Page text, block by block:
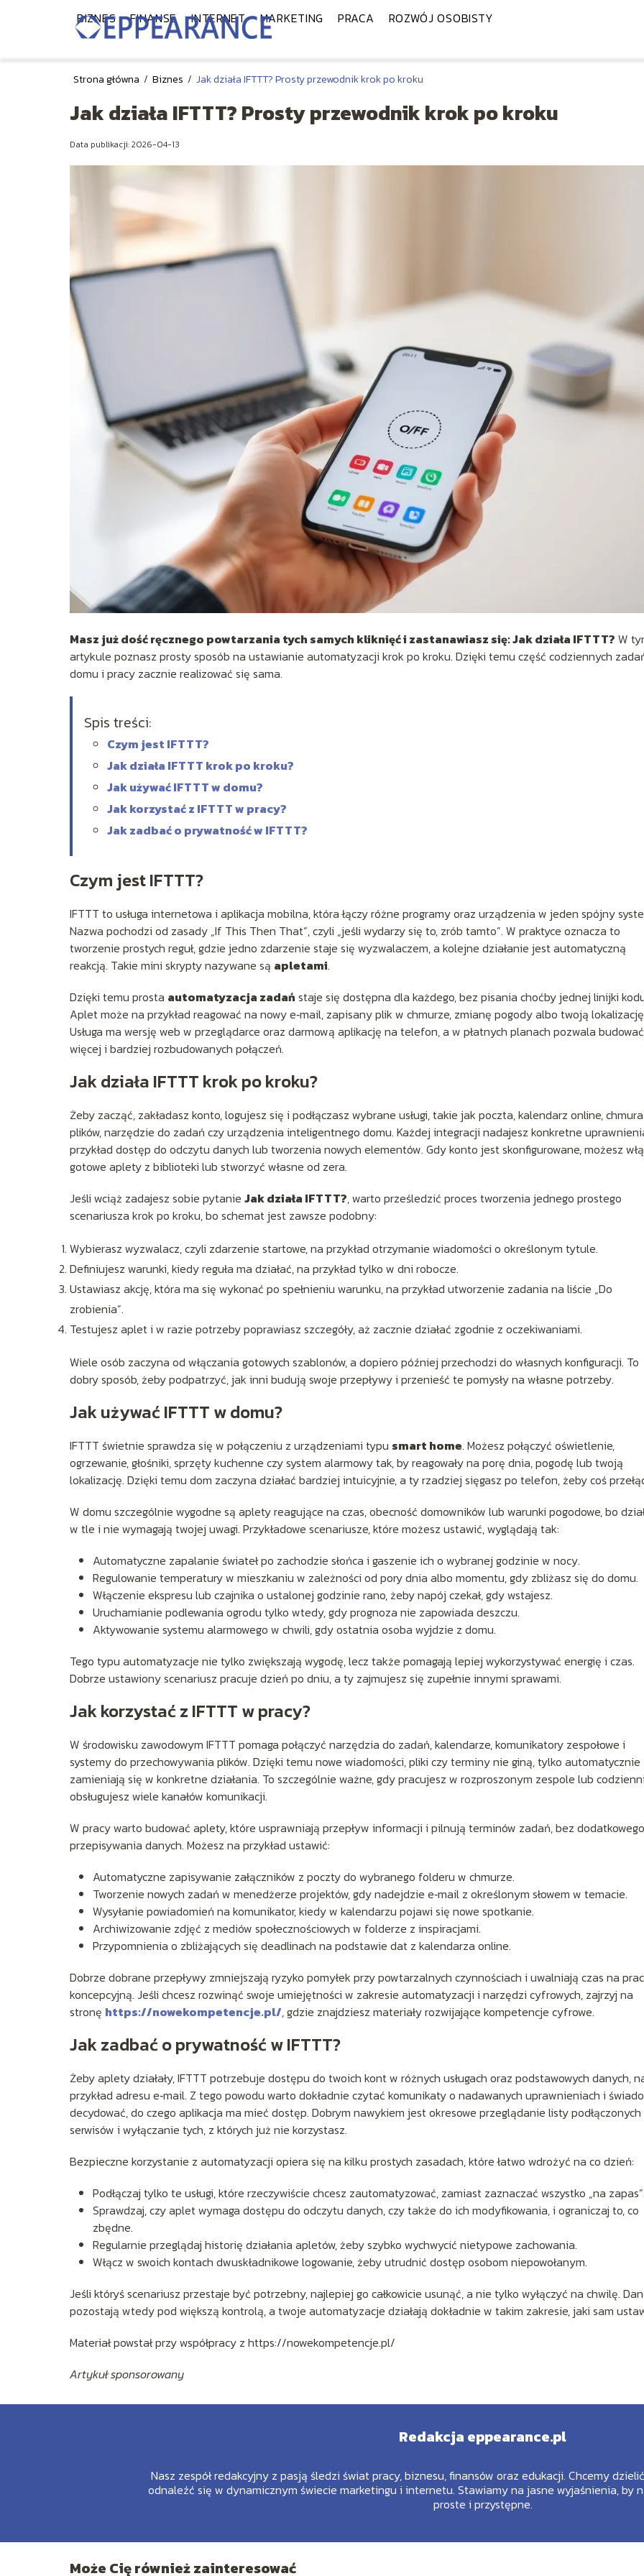
BIZNES FINANSE INTERNET MARKETING PRACA ROZWÓJ OSOBISTY
Strona główna / Biznes / Jak działa IFTTT? Prosty przewodnik krok po kroku
Jak działa IFTTT? Prosty przewodnik krok po kroku
Data publikacji: 2026-04-13
Masz już dość ręcznego powtarzania tych samych kliknięć i zastanawiasz się: Jak działa IFTTT? W
artykule poznasz prosty sposób na ustawianie automatyzacji krok po kroku. Dzięki temu część codziennych
domu i pracy zacznie realizować się sama.
Spis treści:
Czym jest IFTTT?
Jak działa IFTTT krok po kroku?
Jak używać IFTTT w domu?
Jak korzystać z IFTTT w pracy?
Jak zadbać o prywatność w IFTTT?
Czym jest IFTTT?
IFTTT to usługa internetowa i aplikacja mobilna, która łączy różne programy oraz urządzenia w jeden spójny
Nazwa pochodzi od zasady „If This Then That”, czyli „jeśli wydarzy się to, zrób tamto”. W praktyce oznacza to
tworzenie prostych reguł, gdzie jedno zdarzenie staje się wyzwalaczem, a kolejne działanie jest automatyczną
reakcją. Takie mini skrypty nazywane są apletami.
Dzięki temu prosta automatyzacja zadań staje się dostępna dla każdego, bez pisania choćby jednej linijki
Aplet może na przykład reagować na nowy e‑mail, zapisany plik w chmurze, zmianę pogody albo twoją
Usługa ma wersję web w przeglądarce oraz darmową aplikację na telefon, a w płatnych planach pozwala budować
więcej i bardziej rozbudowanych połączeń.
Jak działa IFTTT krok po kroku?
Żeby zacząć, zakładasz konto, logujesz się i podłączasz wybrane usługi, takie jak poczta, kalendarz online, chmura
plików, narzędzie do zadań czy urządzenia inteligentnego domu. Każdej integracji nadajesz konkretne
przykład dostęp do odczytu danych lub tworzenia nowych elementów. Gdy konto jest skonfigurowane, możesz
gotowe aplety z biblioteki lub stworzyć własne od zera.
Jeśli wciąż zadajesz sobie pytanie Jak działa IFTTT?, warto prześledzić proces tworzenia jednego prostego
scenariusza krok po kroku, bo schemat jest zawsze podobny:
Wybierasz wyzwalacz, czyli zdarzenie startowe, na przykład otrzymanie wiadomości o określonym tytule.
Definiujesz warunki, kiedy reguła ma działać, na przykład tylko w dni robocze.
Ustawiasz akcję, która ma się wykonać po spełnieniu warunku, na przykład utworzenie zadania na liście „Do
zrobienia”.
Testujesz aplet i w razie potrzeby poprawiasz szczegóły, aż zacznie działać zgodnie z oczekiwaniami.
Wiele osób zaczyna od włączania gotowych szablonów, a dopiero później przechodzi do własnych konfiguracji. To
dobry sposób, żeby podpatrzyć, jak inni budują swoje przepływy i przenieść te pomysły na własne potrzeby.
Jak używać IFTTT w domu?
IFTTT świetnie sprawdza się w połączeniu z urządzeniami typu smart home. Możesz połączyć oświetlenie,
ogrzewanie, głośniki, sprzęty kuchenne czy system alarmowy tak, by reagowały na porę dnia, pogodę lub twoją
lokalizację. Dzięki temu dom zaczyna działać bardziej intuicyjnie, a ty rzadziej sięgasz po telefon, żeby coś
W domu szczególnie wygodne są aplety reagujące na czas, obecność domowników lub warunki pogodowe, bo
w tle i nie wymagają twojej uwagi. Przykładowe scenariusze, które możesz ustawić, wyglądają tak:
Automatyczne zapalanie świateł po zachodzie słońca i gaszenie ich o wybranej godzinie w nocy.
Regulowanie temperatury w mieszkaniu w zależności od pory dnia albo momentu, gdy zbliżasz się do domu.
Włączenie ekspresu lub czajnika o ustalonej godzinie rano, żeby napój czekał, gdy wstajesz.
Uruchamianie podlewania ogrodu tylko wtedy, gdy prognoza nie zapowiada deszczu.
Aktywowanie systemu alarmowego w chwili, gdy ostatnia osoba wyjdzie z domu.
Tego typu automatyzacje nie tylko zwiększają wygodę, lecz także pomagają lepiej wykorzystywać energię i czas.
Dobrze ustawiony scenariusz pracuje dzień po dniu, a ty zajmujesz się zupełnie innymi sprawami.
Jak korzystać z IFTTT w pracy?
W środowisku zawodowym IFTTT pomaga połączyć narzędzia do zadań, kalendarze, komunikatory zespołowe i
systemy do przechowywania plików. Dzięki temu nowe wiadomości, pliki czy terminy nie giną, tylko automatycznie
zamieniają się w konkretne działania. To szczególnie ważne, gdy pracujesz w rozproszonym zespole lub
obsługujesz wiele kanałów komunikacji.
W pracy warto budować aplety, które usprawniają przepływ informacji i pilnują terminów zadań, bez dodatkowego
przepisywania danych. Możesz na przykład ustawić:
Automatyczne zapisywanie załączników z poczty do wybranego folderu w chmurze.
Tworzenie nowych zadań w menedżerze projektów, gdy nadejdzie e‑mail z określonym słowem w temacie.
Wysyłanie powiadomień na komunikator, kiedy w kalendarzu pojawi się nowe spotkanie.
Archiwizowanie zdjęć z mediów społecznościowych w folderze z inspiracjami.
Przypomnienia o zbliżających się deadlinach na podstawie dat z kalendarza online.
Dobrze dobrane przepływy zmniejszają ryzyko pomyłek przy powtarzalnych czynnościach i uwalniają czas na
koncepcyjną. Jeśli chcesz rozwinąć swoje umiejętności w zakresie automatyzacji i narzędzi cyfrowych, zajrzyj na
stronę https://nowekompetencje.pl/, gdzie znajdziesz materiały rozwijające kompetencje cyfrowe.
Jak zadbać o prywatność w IFTTT?
Żeby aplety działały, IFTTT potrzebuje dostępu do twoich kont w różnych usługach oraz podstawowych danych,
przykład adresu e‑mail. Z tego powodu warto dokładnie czytać komunikaty o nadawanych uprawnieniach i
decydować, do czego aplikacja ma mieć dostęp. Dobrym nawykiem jest okresowe przeglądanie listy podłączonych
serwisów i wyłączanie tych, z których już nie korzystasz.
Bezpieczne korzystanie z automatyzacji opiera się na kilku prostych zasadach, które łatwo wdrożyć na co dzień:
Podłączaj tylko te usługi, które rzeczywiście chcesz zautomatyzować, zamiast zaznaczać wszystko „na
Sprawdzaj, czy aplet wymaga dostępu do odczytu danych, czy także do ich modyfikowania, i ograniczaj to, co
zbędne.
Regularnie przeglądaj historię działania apletów, żeby szybko wychwycić nietypowe zachowania.
Włącz w swoich kontach dwuskładnikowe logowanie, żeby utrudnić dostęp osobom niepowołanym.
Jeśli któryś scenariusz przestaje być potrzebny, najlepiej go całkowicie usunąć, a nie tylko wyłączyć na chwilę.
pozostają wtedy pod większą kontrolą, a twoje automatyzacje działają dokładnie w takim zakresie, jaki sam
Materiał powstał przy współpracy z https://nowekompetencje.pl/
Artykuł sponsorowany
Redakcja eppearance.pl
Nasz zespół redakcyjny z pasją śledzi świat pracy, biznesu, finansów oraz edukacji. Chcemy
odnaleźć się w dynamicznym świecie marketingu i internetu. Stawiamy na jasne wyjaśnienia, by
proste i przystępne.
Może Cię również zainteresować